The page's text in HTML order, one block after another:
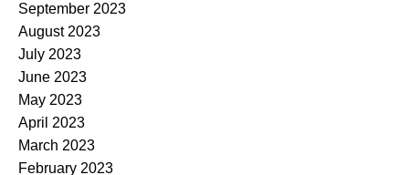
September 2023
August 2023
July 2023
June 2023
May 2023
April 2023
March 2023
February 2023